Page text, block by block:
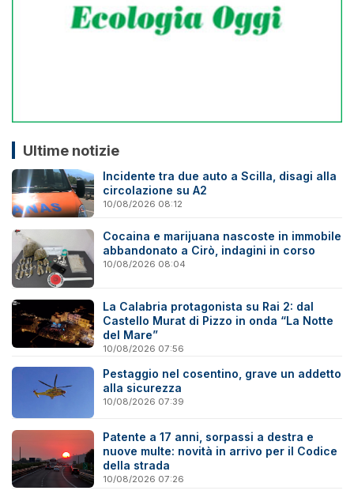
Ultime notizie
Incidente tra due auto a Scilla, disagi alla
circolazione su A2
10/08/2026 08:12
Cocaina e marijuana nascoste in immobile
abbandonato a Cirò, indagini in corso
10/08/2026 08:04
La Calabria protagonista su Rai 2: dal
Castello Murat di Pizzo in onda “La Notte
del Mare”
10/08/2026 07:56
Pestaggio nel cosentino, grave un addetto
alla sicurezza
10/08/2026 07:39
Patente a 17 anni, sorpassi a destra e
nuove multe: novità in arrivo per il Codice
della strada
10/08/2026 07:26